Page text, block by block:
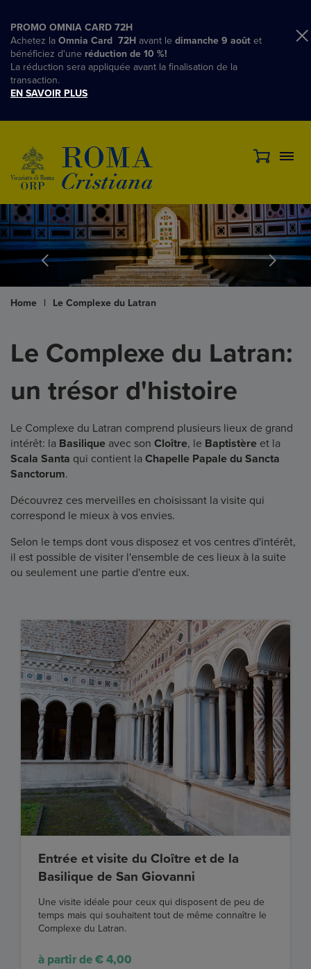
PROMO OMNIA CARD 72H
Achetez la Omnia Card 72H avant le dimanche 9 août et
bénéficiez d'une réduction de 10 %!
La réduction sera appliquée avant la finalisation de la
transaction.
EN SAVOIR PLUS
Home | Le Complexe du Latran
Le Complexe du Latran:
un trésor d'histoire
Le Complexe du Latran comprend plusieurs lieux de grand
intérêt: la Basilique avec son Cloître, le Baptistère et la
Scala Santa qui contient la Chapelle Papale du Sancta
Sanctorum.
Découvrez ces merveilles en choisissant la visite qui
correspond le mieux à vos envies.
Selon le temps dont vous disposez et vos centres d'intérêt,
il est possible de visiter l'ensemble de ces lieux à la suite
ou seulement une partie d'entre eux.
Entrée et visite du Cloître et de la
Basilique de San Giovanni
Une visite idéale pour ceux qui disposent de peu de
temps mais qui souhaitent tout de même connaître le
Complexe du Latran.
à partir de € 4,00